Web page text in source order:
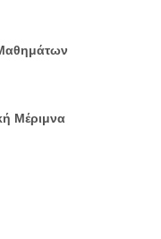
Μέριμνα